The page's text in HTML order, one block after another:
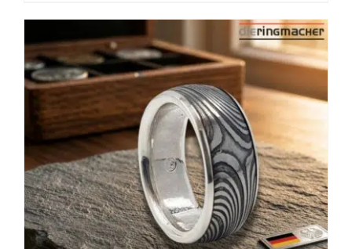
Die
Optionen
können
auf
Produktseite
gewählt
werden